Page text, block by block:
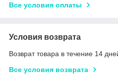
Все условия оплаты
Условия возврата
Возврат товара в течение 14
Все условия возврата